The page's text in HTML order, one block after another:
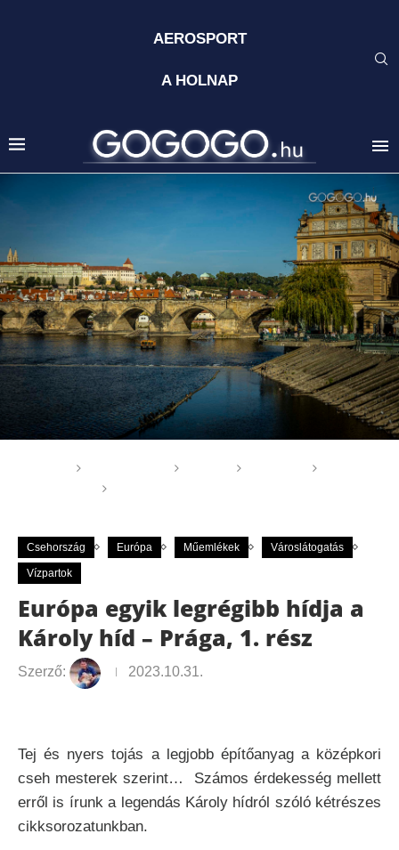
AEROSPORT
A HOLNAP
Csehország Európa Műemlékek Városlátogatás
Vízpartok
Európa egyik legrégibb hídja a
Károly híd – Prága, 1. rész
Szerző: 2023.10.31.
Tej és nyers tojás a legjobb építőanyag a középkori
cseh mesterek szerint… Számos érdekesség mellett
erről is írunk a legendás Károly hídról szóló kétrészes
cikksorozatunkban.